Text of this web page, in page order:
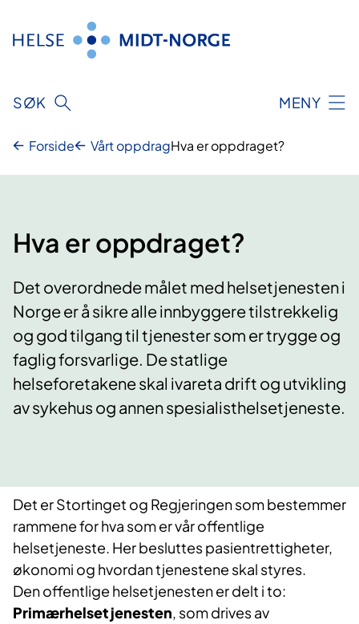
innhold
SØK MENY
Forside Vårt oppdragHva er oppdraget?
Hva er oppdraget?
Det overordnede målet med helsetjenesten i
Norge er å sikre alle innbyggere tilstrekkelig
og god tilgang til tjenester som er trygge og
faglig forsvarlige. De statlige
helseforetakene skal ivareta drift og utvikling
av sykehus og annen spesialisthelsetjeneste.
Det er Stortinget og Regjeringen som bestemmer
rammene for hva som er vår offentlige
helsetjeneste. Her besluttes pasientrettigheter,
økonomi og hvordan tjenestene skal styres.
Den offentlige helsetjenesten er delt i to:
Primærhelsetjenesten, som drives av